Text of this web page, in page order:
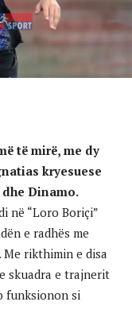
të mirë, me dy
kryesuese
Dinamo.
në “Loro Boriçi”
e radhës me
Me rikthimin e disa
skuadra e trajnerit
funksionon si